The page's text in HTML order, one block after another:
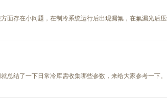
面存在小问题，在制冷系统运行后出现漏氟，在氟漏光后
总结了一下日常冷库需收集哪些参数，来给大家参考一下